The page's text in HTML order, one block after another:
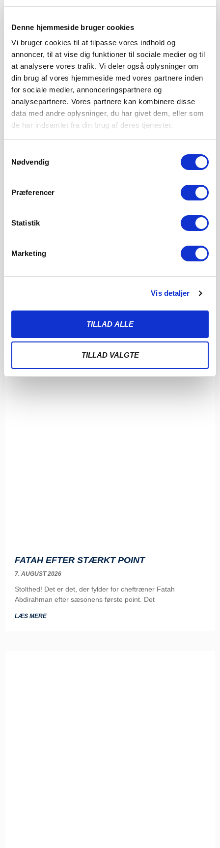
Denne hjemmeside bruger cookies
Vi bruger cookies til at tilpasse vores indhold og
annoncer, til at vise dig funktioner til sociale medier og til
at analysere vores trafik. Vi deler også oplysninger om
din brug af vores hjemmeside med vores partnere inden
for sociale medier, annonceringspartnere og
analysepartnere. Vores partnere kan kombinere disse
data med andre oplysninger, du har givet dem, eller som
de har indsamlet fra din brug af deres tjenester.
Nødvendig
Præferencer
Statistik
Marketing
Vis detaljer
TILLAD ALLE
TILLAD VALGTE
SØNDERJYSKE FODBOLD SÆLGER
8. AUGUST 2026
FATAH EFTER STÆRKT POINT
7. AUGUST 2026
Stolthed! Det er det, der fylder for cheftræner Fatah
Abdirahman efter sæsonens første point. Det
LÆS MERE